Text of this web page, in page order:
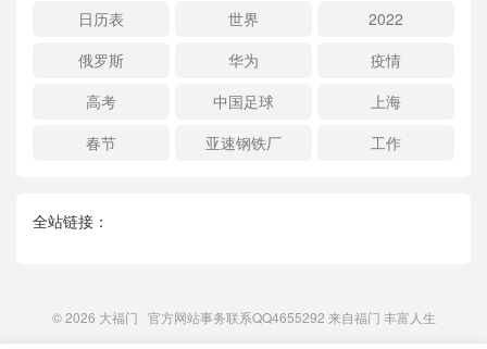
日历表
世界
2022
俄罗斯
华为
疫情
高考
中国足球
上海
春节
亚速钢铁厂 工作
全站链接：
© 2026 大福门 官方网站事务联系QQ4655292 来自福门 丰富人生